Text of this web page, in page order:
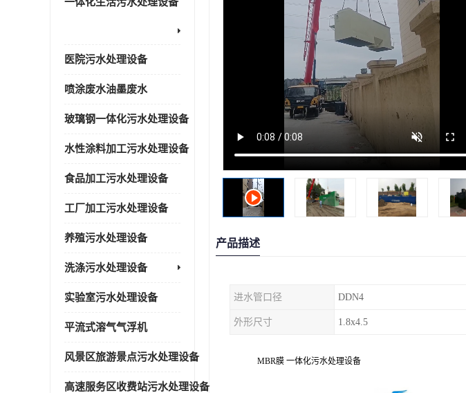
医院污水处理设备
喷涂废水油墨废水
玻璃钢一体化污水处理设备
水性涂料加工污水处理设备
食品加工污水处理设备
工厂加工污水处理设备
养殖污水处理设备
洗涤污水处理设备
实验室污水处理设备
平流式溶气气浮机
风景区旅游景点污水处理设备
高速服务区收费站污水处理设备
产品描述
进水管口径 DDN4
外形尺寸 1.8x4.5
MBR膜 一体化污水处理设备